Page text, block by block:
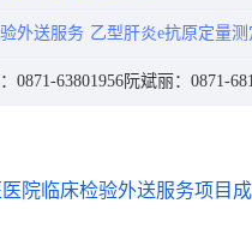
验外送服务 乙型肝炎e抗原定量测
0871-63801956阮斌丽：0871-
院临床检验外送服务项目